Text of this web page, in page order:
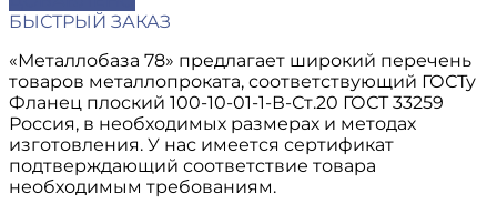
БЫСТРЫЙ ЗАКАЗ
«Металлобаза 78» предлагает широкий перечень
товаров металлопроката, соответствующий ГОСТу
Фланец плоский 100-10-01-1-В-Ст.20 ГОСТ 33259
Россия, в необходимых размерах и методах
изготовления. У нас имеется сертификат
подтверждающий соответствие товара
необходимым требованиям.